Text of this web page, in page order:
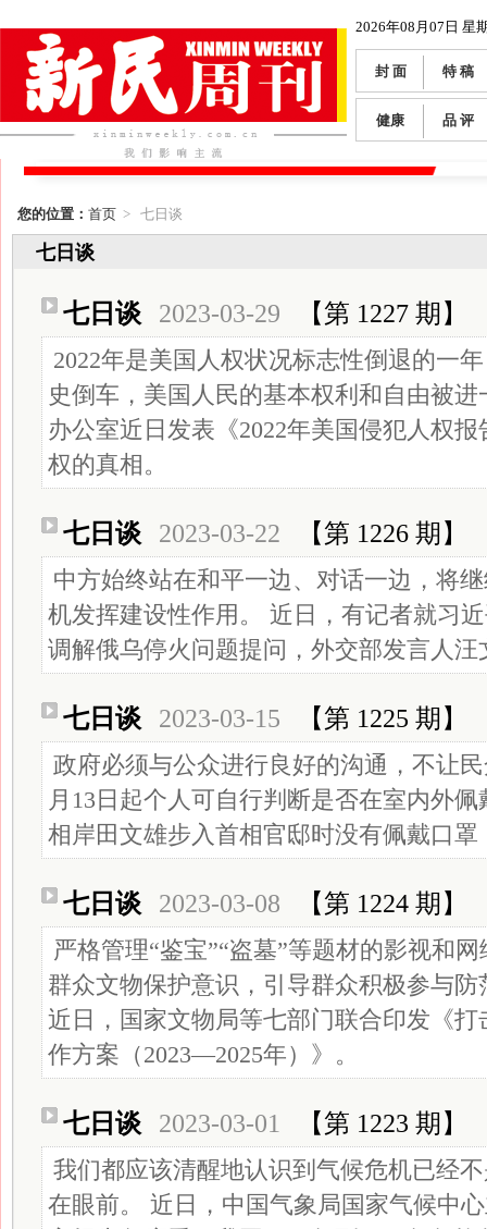
2026年08月07日 星
封 面 特 稿
健康 品 评
您的位置： 首页 > 七日谈
七日谈
七日谈 2023-03-29 【第 1227 期】
2022年是美国人权状况标志性倒退的一
史倒车，美国人民的基本权利和自由被
办公室近日发表《2022年美国侵犯人权
权的真相。
七日谈 2023-03-22 【第 1226 期】
中方始终站在和平一边、对话一边，将
机发挥建设性作用。 近日，有记者就习
调解俄乌停火问题提问，外交部发言人汪
七日谈 2023-03-15 【第 1225 期】
政府必须与公众进行良好的沟通，不让
月13日起个人可自行判断是否在室内外
相岸田文雄步入首相官邸时没有佩戴口
七日谈 2023-03-08 【第 1224 期】
严格管理“鉴宝”“盗墓”等题材的影视和
群众文物保护意识，引导群众积极参与
近日，国家文物局等七部门联合印发《
作方案（2023—2025年）》。
七日谈 2023-03-01 【第 1223 期】
我们都应该清醒地认识到气候危机已经
在眼前。 近日，中国气象局国家气候中